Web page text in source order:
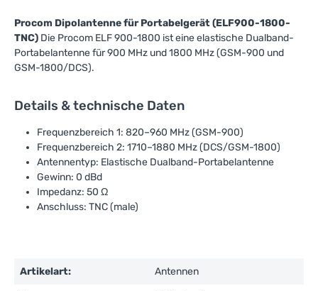
Procom Dipolantenne für Portabelgerät (ELF900-1800-
TNC) Die Procom ELF 900-1800 ist eine elastische Dualband-
Portabelantenne für 900 MHz und 1800 MHz (GSM-900 und
GSM-1800/DCS).
Details & technische Daten
Frequenzbereich 1: 820–960 MHz (GSM-900)
Frequenzbereich 2: 1710–1880 MHz (DCS/GSM-1800)
Antennentyp: Elastische Dualband-Portabelantenne
Gewinn: 0 dBd
Impedanz: 50 Ω
Anschluss: TNC (male)
Artikelart: Antennen